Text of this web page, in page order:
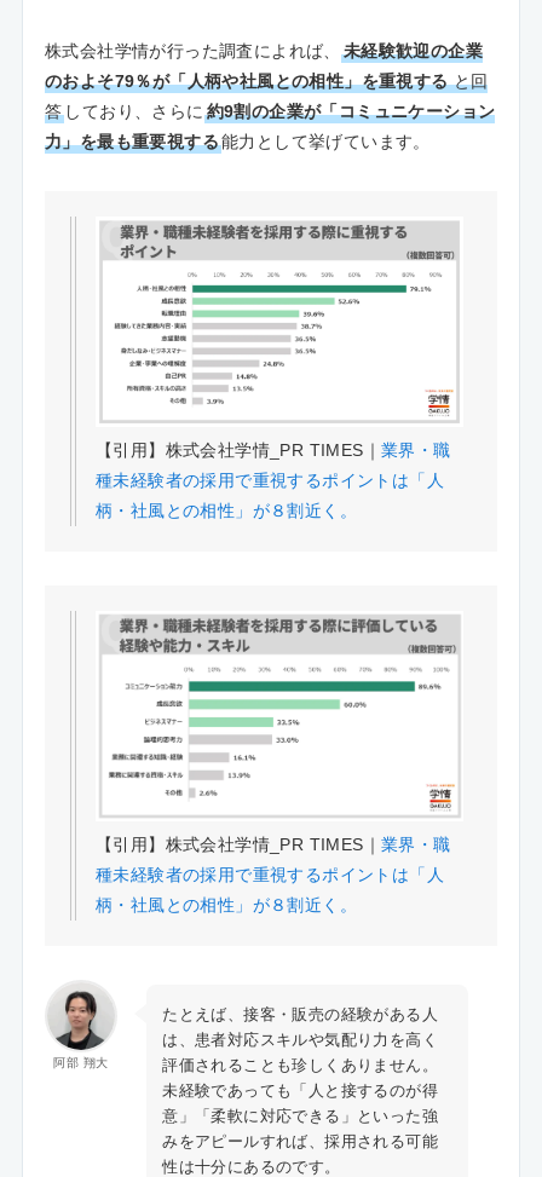
株式会社学情が行った調査によれば、
未経験歓迎の企業
のおよそ79％が「人柄や社風との相性」を重視する と回
答 しており、さらに 約9割の企業が「コミュニケーション
力」を最も重要視する能力として挙げています。
【引用】株式会社学情_PR TIMES｜ 業界・職
種未経験者の採用で重視するポイントは「人
柄・社風との相性」が８割近く。
【引用】株式会社学情_PR TIMES｜ 業界・職
種未経験者の採用で重視するポイントは「人
柄・社風との相性」が８割近く。
阿部 翔大
たとえば、接客・販売の経験がある人
は、患者対応スキルや気配り力を高く
評価されることも珍しくありません。
未経験であっても「人と接するのが得
意」「柔軟に対応できる」といった強
みをアピールすれば、採用される可能
性は十分にあるのです。